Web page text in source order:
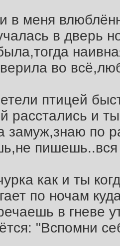
в меня
в дверь
верила во
птицей
расстались и
замуж,знаю по
пишешь..вся
как и ты
по ночам
в гневе
"Вспомни